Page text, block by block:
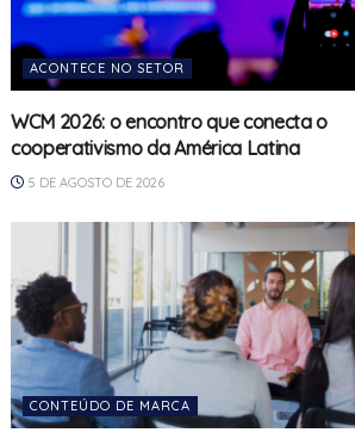
ACONTECE NO SETOR
WCM 2026: o encontro que conecta o
cooperativismo da América Latina
5 DE AGOSTO DE 2026
CONTEÚDO DE MARCA